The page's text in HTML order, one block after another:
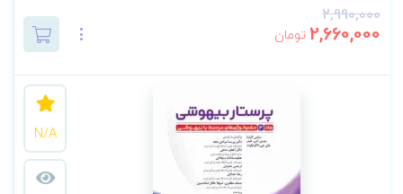
2,990,000
2,660,000 تومان
N/A